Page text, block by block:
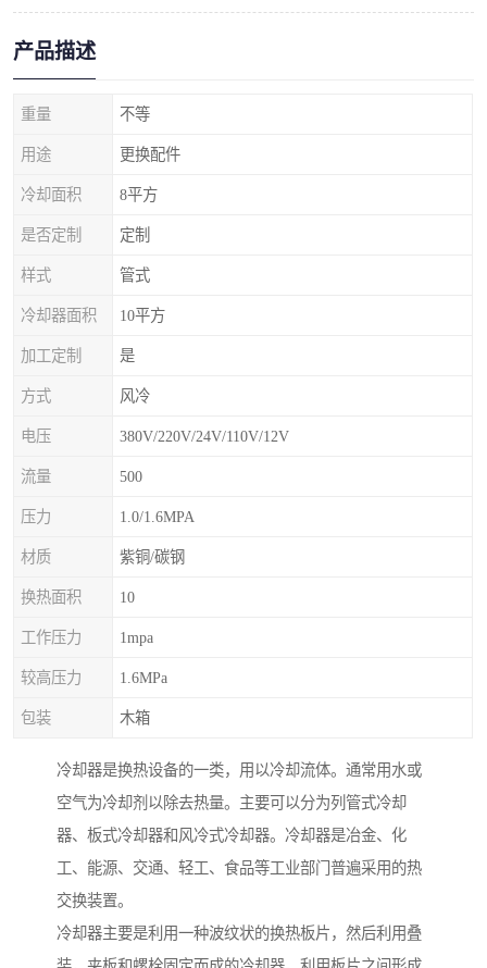
产品描述
重量 不等
用途 更换配件
冷却面积 8平方
是否定制 定制
样式 管式
冷却器面积 10平方
加工定制 是
方式 风冷
电压 380V/220V/24V/110V/12V
流量 500
压力 1.0/1.6MPA
材质 紫铜/碳钢
换热面积 10
工作压力 1mpa
较高压力 1.6MPa
包装 木箱
冷却器是换热设备的一类，用以冷却流体。通常用水或
空气为冷却剂以除去热量。主要可以分为列管式冷却
器、板式冷却器和风冷式冷却器。冷却器是冶金、化
工、能源、交通、轻工、食品等工业部门普遍采用的热
交换装置。
冷却器主要是利用一种波纹状的换热板片，然后利用叠